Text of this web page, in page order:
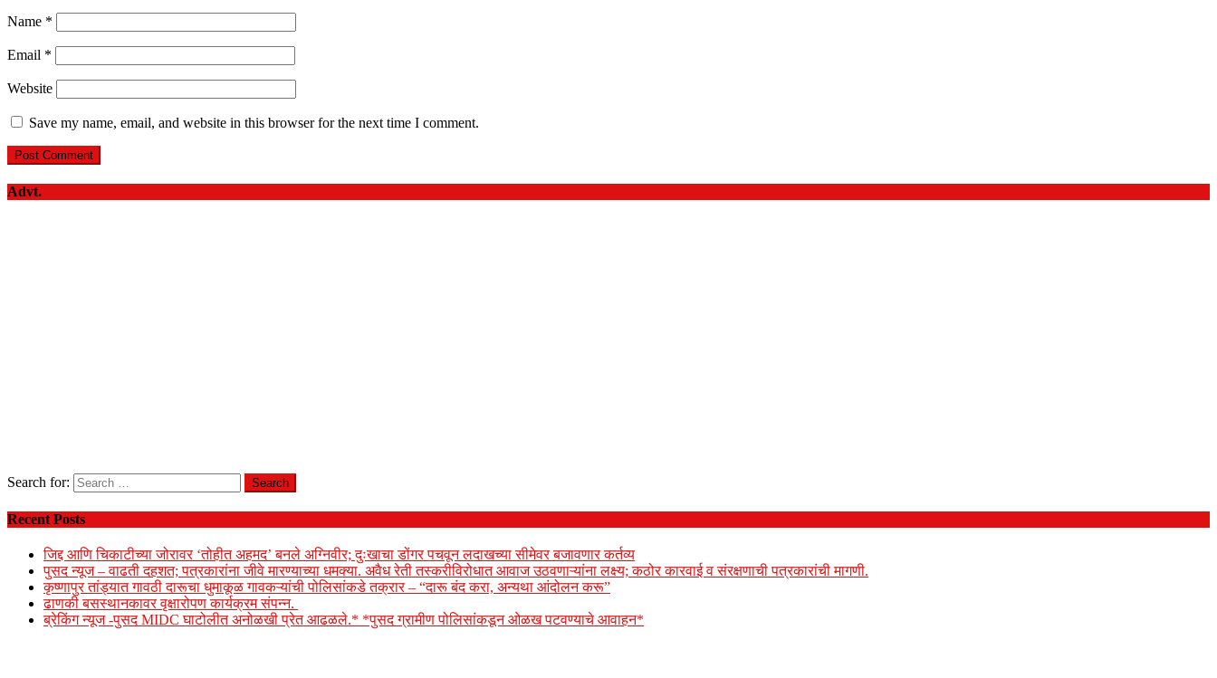
Name *
Email *
Website
Save my name, email, and website in this browser for the next time I comment.
Advt.
Search for:
Recent Posts
जिद्द आणि चिकाटीच्या जोरावर ‘तोहीत अहमद’ बनले अग्निवीर; दुःखाचा डोंगर पचवून लदाखच्या सीमेवर बजावणार कर्तव्य
पुसद न्यूज – वाढती दहशत; पत्रकारांना जीवे मारण्याच्या धमक्या. अवैध रेती तस्करीविरोधात आवाज उठवणाऱ्यांना लक्ष्य; कठोर कारवाई व संरक्षणाची पत्रकारांची मागणी.
कृष्णापुर तांड्यात गावठी दारूचा धुमाकूळ गावकऱ्यांची पोलिसांकडे तक्रार – “दारू बंद करा, अन्यथा आंदोलन करू”
ढाणकी बसस्थानकावर वृक्षारोपण कार्यक्रम संपन्न.
ब्रेकिंग न्यूज -पुसद MIDC घाटोलीत अनोळखी प्रेत आढळले.* *पुसद ग्रामीण पोलिसांकडून ओळख पटवण्याचे आवाहन*